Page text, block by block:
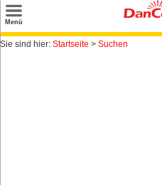
Menü
Suchen
Sie sind hier: Startseite > Suchen